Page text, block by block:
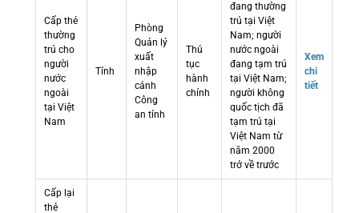
Cấp thẻ
thường
trú cho
người
nước
ngoài
tại Việt
Nam
Tỉnh
Phòng
Quản lý
xuất
nhập
cảnh
Công
an tỉnh
Thủ
tục
hành
chính
đang thường
trú tại Việt
Nam; người
nước ngoài
đang tạm trú
tại Việt Nam;
người không
quốc tịch đã
tạm trú tại
Việt Nam từ
năm 2000
trở về trước
Xem
chi
tiết
Cấp lại
thẻ